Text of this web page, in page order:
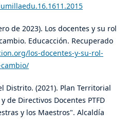
de 2023). Los docentes y su rol
Educacción. Recuperado
los-docentes-y-su-rol-
Distrito. (2021). Plan Territorial
de Directivos Docentes PTFD
y los Maestros". Alcaldía